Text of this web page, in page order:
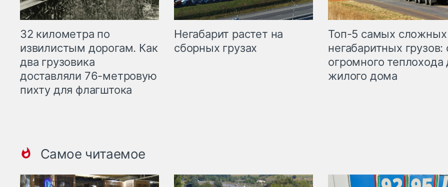
32 километра по
извилистым дорогам. Как
два грузовика
доставляли 76-метровую
пихту для флагштока
Негабарит растет на
сборных грузах
Топ-5 самых сложных
негабаритных грузов:
огромного теплохода
жилого дома
Самое читаемое